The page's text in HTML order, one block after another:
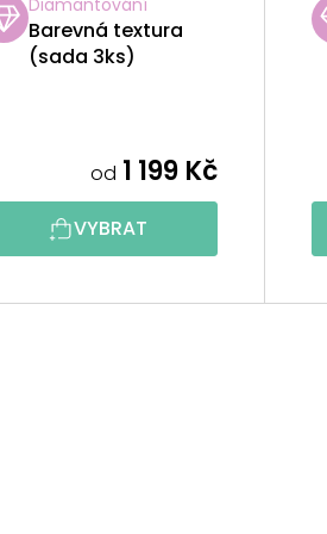
Barevná textura
(sada 3ks)
od 1 199 Kč
VYBRAT